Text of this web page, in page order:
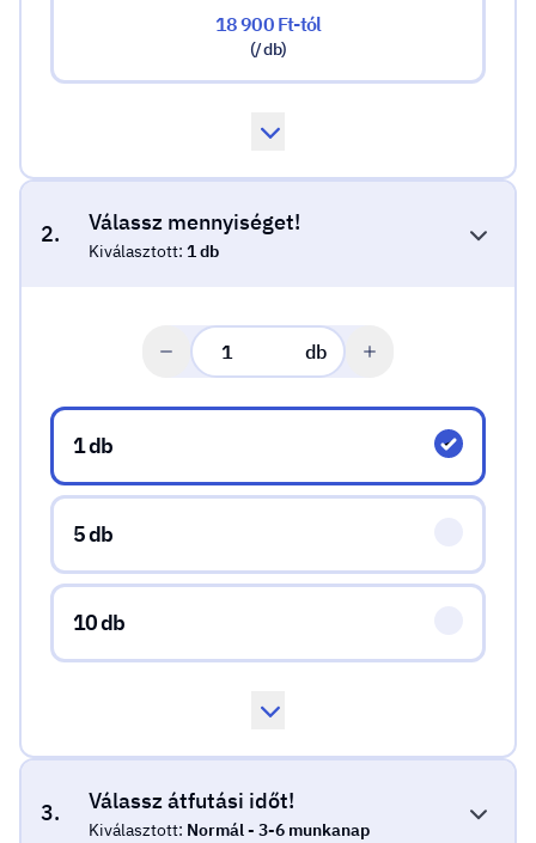
18 900 Ft-tól
(/ db)
2. Válassz mennyiséget!
Kiválasztott: 1 db
db
Válassz mennyiséget!
1 db
5 db
10 db
3. Válassz átfutási időt!
Kiválasztott: Normál - 3-6 munkanap